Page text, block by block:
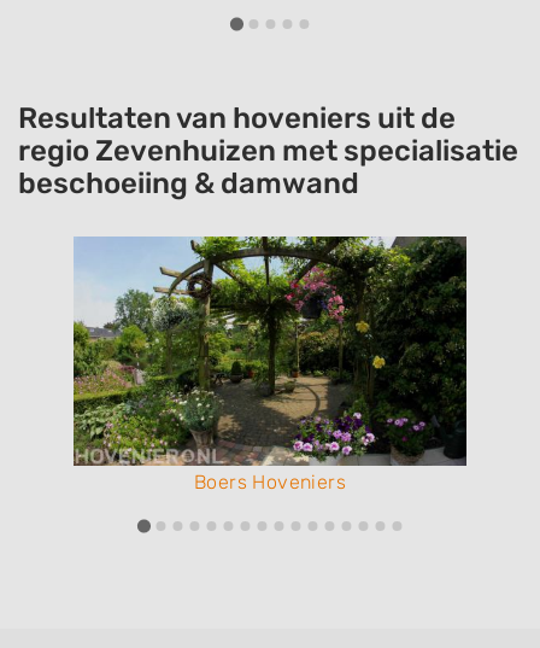
Resultaten van hoveniers uit de
regio Zevenhuizen met specialisatie
beschoeiing & damwand
Boers Hoveniers